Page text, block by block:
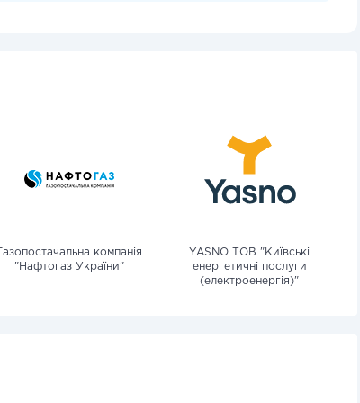
Газопостачальна компанія
"Нафтогаз України"
YASNO ТОВ "Київські
енергетичні послуги
(електроенергія)"